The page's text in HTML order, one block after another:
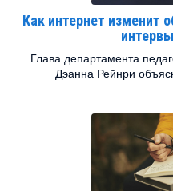
Как интернет изменит
Глава департамента
Дэанна Рейнри